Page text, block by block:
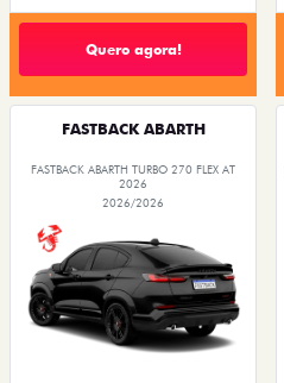
Quero agora!
FASTBACK ABARTH
FASTBACK ABARTH TURBO 270 FLEX AT
2026
2026/2026